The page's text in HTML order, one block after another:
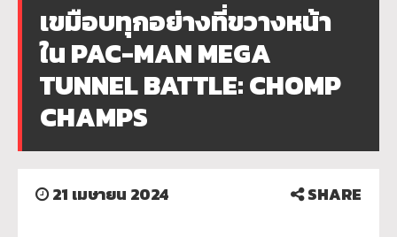
เขมือบทุกอย่างที่ขวางหน้า
ใน PAC-MAN MEGA
TUNNEL BATTLE: CHOMP
CHAMPS
21 เมษายน 2024 SHARE